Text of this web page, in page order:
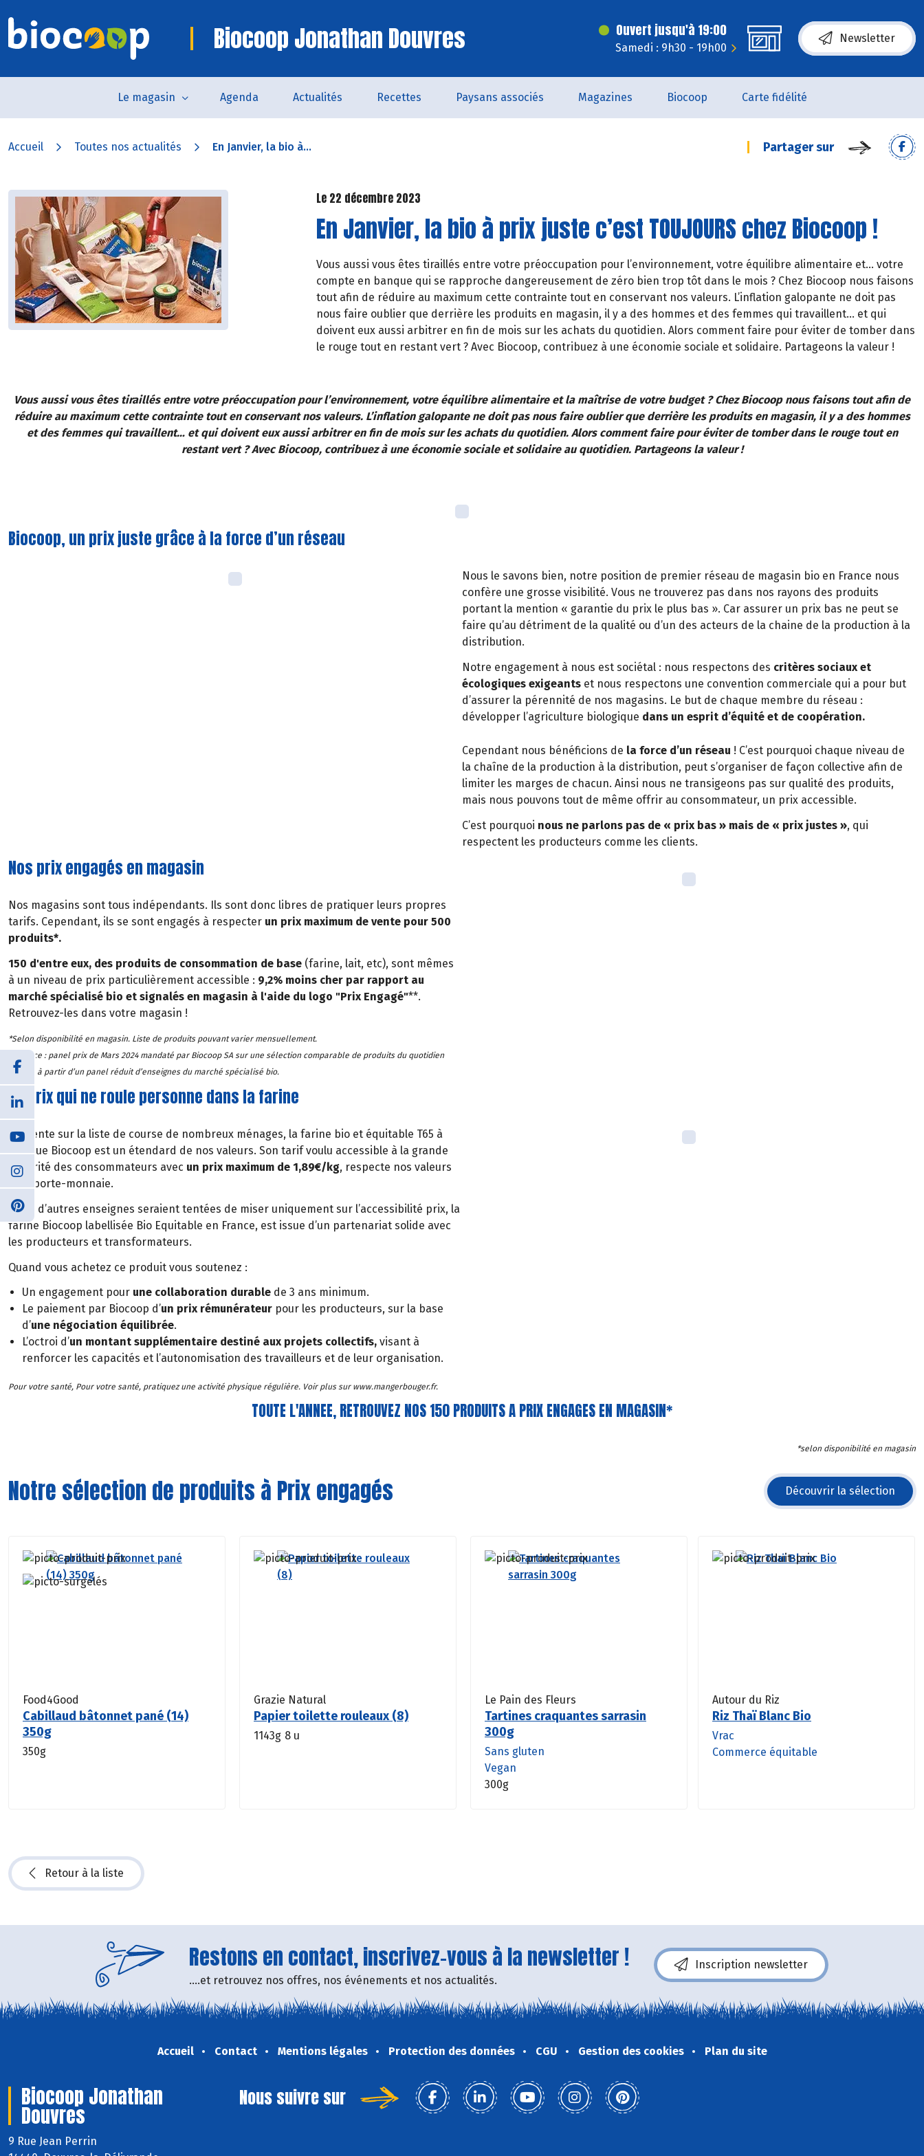
Biocoop Jonathan Douvres Ouvert jusqu'à 19:00
Samedi : 9h30 - 19h00
Newsletter
Le magasin Agenda Actualités Recettes Paysans associés Magazines Biocoop Carte fidélité
Accueil Toutes nos actualités En Janvier, la bio à... Partager sur
Le 22 décembre 2023
En Janvier, la bio à prix juste c’est TOUJOURS chez Biocoop !
Vous aussi vous êtes tiraillés entre votre préoccupation pour l’environnement, votre équilibre alimentaire et… votre
compte en banque qui se rapproche dangereusement de zéro bien trop tôt dans le mois ? Chez Biocoop nous faisons
tout afin de réduire au maximum cette contrainte tout en conservant nos valeurs. L’inflation galopante ne doit pas
nous faire oublier que derrière les produits en magasin, il y a des hommes et des femmes qui travaillent… et qui
doivent eux aussi arbitrer en fin de mois sur les achats du quotidien. Alors comment faire pour éviter de tomber dans
le rouge tout en restant vert ? Avec Biocoop, contribuez à une économie sociale et solidaire. Partageons la valeur !
Vous aussi vous êtes tiraillés entre votre préoccupation pour l’environnement, votre équilibre alimentaire et la maîtrise de votre budget ? Chez Biocoop nous faisons tout afin de
réduire au maximum cette contrainte tout en conservant nos valeurs. L’inflation galopante ne doit pas nous faire oublier que derrière les produits en magasin, il y a des hommes
et des femmes qui travaillent… et qui doivent eux aussi arbitrer en fin de mois sur les achats du quotidien. Alors comment faire pour éviter de tomber dans le rouge tout en
restant vert ? Avec Biocoop, contribuez à une économie sociale et solidaire au quotidien. Partageons la valeur !
Biocoop, un prix juste grâce à la force d’un réseau
Nous le savons bien, notre position de premier réseau de magasin bio en France nous
confère une grosse visibilité. Vous ne trouverez pas dans nos rayons des produits
portant la mention « garantie du prix le plus bas ». Car assurer un prix bas ne peut se
faire qu’au détriment de la qualité ou d’un des acteurs de la chaine de la production à la
distribution.
Notre engagement à nous est sociétal : nous respectons des critères sociaux et
écologiques exigeants et nous respectons une convention commerciale qui a pour but
d’assurer la pérennité de nos magasins. Le but de chaque membre du réseau :
développer l’agriculture biologique dans un esprit d’équité et de coopération.
Cependant nous bénéficions de la force d’un réseau ! C’est pourquoi chaque niveau de
la chaîne de la production à la distribution, peut s’organiser de façon collective afin de
limiter les marges de chacun. Ainsi nous ne transigeons pas sur qualité des produits,
mais nous pouvons tout de même offrir au consommateur, un prix accessible.
C’est pourquoi nous ne parlons pas de « prix bas » mais de « prix justes », qui
respectent les producteurs comme les clients.
Nos prix engagés en magasin
Nos magasins sont tous indépendants. Ils sont donc libres de pratiquer leurs propres
tarifs. Cependant, ils se sont engagés à respecter un prix maximum de vente pour 500
produits*.
150 d'entre eux, des produits de consommation de base (farine, lait, etc), sont mêmes
à un niveau de prix particulièrement accessible : 9,2% moins cher par rapport au
marché spécialisé bio et signalés en magasin à l'aide du logo "Prix Engagé"**.
Retrouvez-les dans votre magasin !
*Selon disponibilité en magasin. Liste de produits pouvant varier mensuellement.
**Source : panel prix de Mars 2024 mandaté par Biocoop SA sur une sélection comparable de produits du quotidien
établie à partir d’un panel réduit d’enseignes du marché spécialisé bio.
Un prix qui ne roule personne dans la farine
Présente sur la liste de course de nombreux ménages, la farine bio et équitable T65 à
marque Biocoop est un étendard de nos valeurs. Son tarif voulu accessible à la grande
majorité des consommateurs avec un prix maximum de 1,89€/kg, respecte nos valeurs
et le porte-monnaie.
Là où d’autres enseignes seraient tentées de miser uniquement sur l’accessibilité prix, la
farine Biocoop labellisée Bio Equitable en France, est issue d’un partenariat solide avec
les producteurs et transformateurs.
Quand vous achetez ce produit vous soutenez :
Un engagement pour une collaboration durable de 3 ans minimum.
Le paiement par Biocoop d’un prix rémunérateur pour les producteurs, sur la base
d’une négociation équilibrée.
L’octroi d’un montant supplémentaire destiné aux projets collectifs, visant à
renforcer les capacités et l’autonomisation des travailleurs et de leur organisation.
Pour votre santé, Pour votre santé, pratiquez une activité physique régulière. Voir plus sur www.mangerbouger.fr.
TOUTE L'ANNEE, RETROUVEZ NOS 150 PRODUITS A PRIX ENGAGES EN MAGASIN*
*selon disponibilité en magasin
Notre sélection de produits à Prix engagés Découvrir la sélection
Food4Good
Cabillaud bâtonnet pané (14)
350g
350g
Grazie Natural
Papier toilette rouleaux (8)
1143g 8 u
Le Pain des Fleurs
Tartines craquantes sarrasin
300g
Sans gluten
Vegan
300g
Autour du Riz
Riz Thaï Blanc Bio
Vrac
Commerce équitable
Retour à la liste
Restons en contact, inscrivez-vous à la newsletter !
....et retrouvez nos offres, nos événements et nos actualités.
Inscription newsletter
Accueil Contact Mentions légales Protection des données CGU Gestion des cookies Plan du site
Biocoop Jonathan
Douvres
9 Rue Jean Perrin
Nous suivre sur